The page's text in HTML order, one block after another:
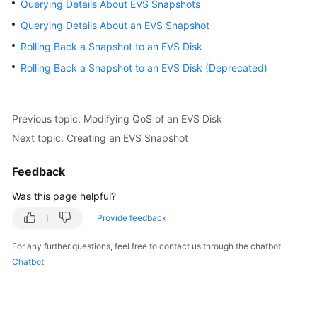
Guide
Best
API
Reference
Reference
Videos
Querying Details About EVS Snapshots
Querying Details About an EVS Snapshot
Rolling Back a Snapshot to an EVS Disk
Rolling Back a Snapshot to an EVS Disk (Deprecated)
Previous topic: Modifying QoS of an EVS Disk
Next topic: Creating an EVS Snapshot
Feedback
Was this page helpful?
Provide feedback
For any further questions, feel free to contact us through the chatbot.
Chatbot